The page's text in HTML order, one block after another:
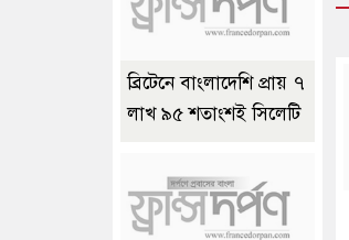
ব্রিটেনে বাংলাদেশি প্রায় ৭
লাখ ৯৫ শতাংশই সিলেটি